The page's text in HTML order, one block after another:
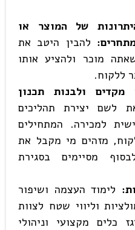
של המוצר או
להבין היטב את
מוכר ולהציע אותו
ללקוח.
מקדים ולבנות תכנון
לשם יצירת תהליכים
למכירה. המתחילים
מזהים מי מקבל את
מסיימים בסגירת
לימוד העצמה ושיפור
וליווי שטח לצוות
כלים מקצועי וניהולי